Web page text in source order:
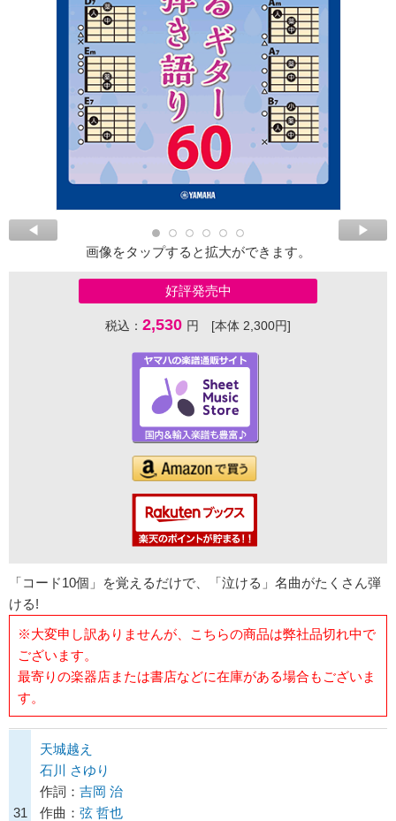
画像をタップすると拡大ができます。
好評発売中
税込： 2,530 円 [本体 2,300円]
「コード10個」を覚えるだけで、「泣ける」名曲がたくさん弾
ける!
※大変申し訳ありませんが、こちらの商品は弊社品切れ中で
ございます。
最寄りの楽器店または書店などに在庫がある場合もございま
す。
31
天城越え
石川 さゆり
作詞： 吉岡 治
作曲： 弦 哲也